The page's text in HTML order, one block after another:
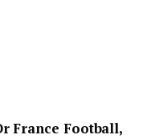
France Football,